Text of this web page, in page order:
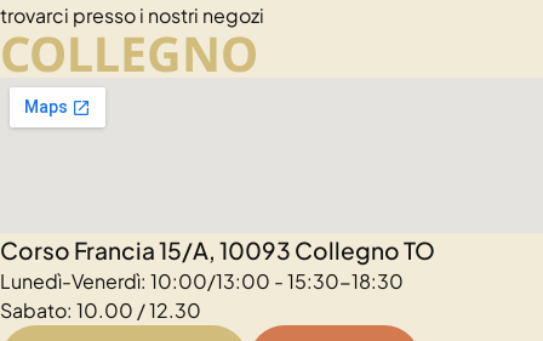
trovarci presso i nostri negozi
COLLEGNO
Corso Francia 15/A, 10093 Collegno TO
Lunedì-Venerdì: 10:00/13:00 - 15:30-18:30
Sabato: 10.00 / 12.30